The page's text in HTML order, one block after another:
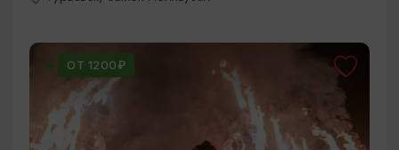
ОТ 1200₽